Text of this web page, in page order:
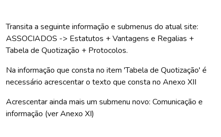
Transita a seguinte informação e submenus do atual site:
ASSOCIADOS -> Estatutos + Vantagens e Regalias +
Tabela de Quotização + Protocolos.
Na informação que consta no item 'Tabela de Quotização' é
necessário acrescentar o texto que consta no Anexo XII
Acrescentar ainda mais um submenu novo: Comunicação e
informação (ver Anexo XI)